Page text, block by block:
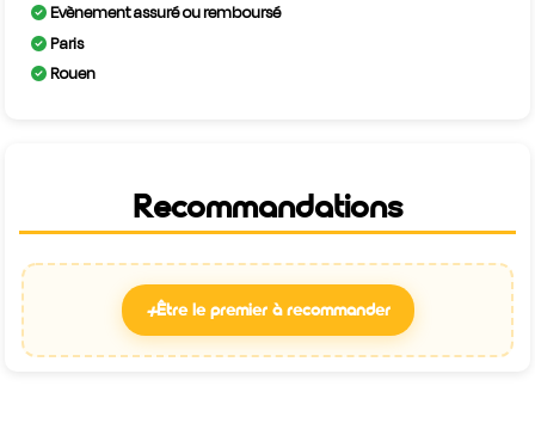
Evènement assuré ou remboursé
Paris
Rouen
Recommandations
+Être le premier à recommander